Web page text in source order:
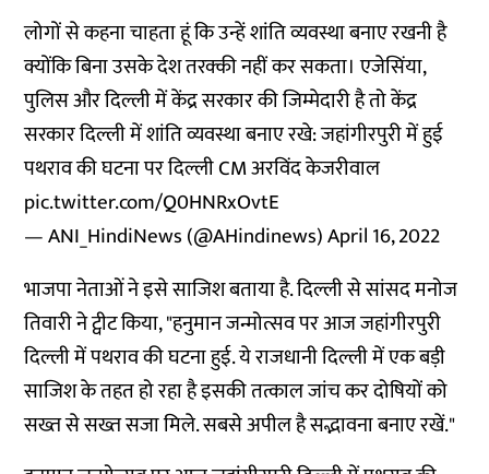
लोगों से कहना चाहता हूं कि उन्हें शांति व्यवस्था बनाए रखनी है
क्योंकि बिना उसके देश तरक्की नहीं कर सकता। एजेसिंया,
पुलिस और दिल्ली में केंद्र सरकार की जिम्मेदारी है तो केंद्र
सरकार दिल्ली में शांति व्यवस्था बनाए रखे: जहांगीरपुरी में हुई
पथराव की घटना पर दिल्ली CM अरविंद केजरीवाल
pic.twitter.com/Q0HNRxOvtE
— ANI_HindiNews (@AHindinews)April 16, 2022
भाजपा नेताओं ने इसे साजिश बताया है. दिल्ली से सांसद मनोज
तिवारी ने ट्वीट किया, "हनुमान जन्मोत्सव पर आज जहांगीरपुरी
दिल्ली में पथराव की घटना हुई. ये राजधानी दिल्ली में एक बड़ी
साजिश के तहत हो रहा है इसकी तत्काल जांच कर दोषियों को
सख्त से सख्त सजा मिले. सबसे अपील है सद्भावना बनाए रखें."